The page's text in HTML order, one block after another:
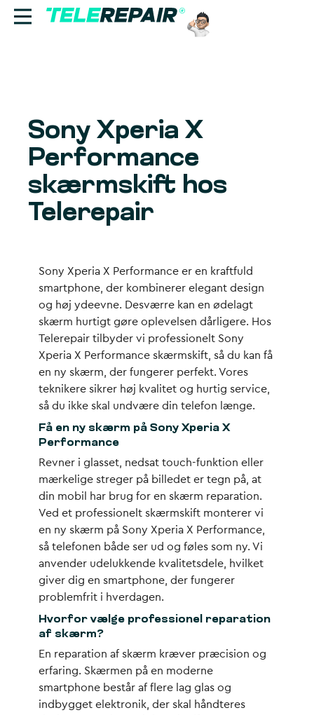
Find butik
Erhverv
Ring til os:
Sony Xperia X
Performance
skærmskift hos
Telerepair
Sony Xperia X Performance er en kraftfuld
smartphone, der kombinerer elegant design
og høj ydeevne. Desværre kan en ødelagt
skærm hurtigt gøre oplevelsen dårligere. Hos
Telerepair tilbyder vi professionelt Sony
Xperia X Performance skærmskift , så du kan få
en ny skærm, der fungerer perfekt. Vores
teknikere sikrer høj kvalitet og hurtig service,
så du ikke skal undvære din telefon længe.
Få en ny skærm på Sony Xperia X
Performance
Revner i glasset, nedsat touch-funktion eller
mærkelige streger på billedet er tegn på, at
din mobil har brug for en skærm reparation.
Ved et professionelt skærmskift monterer vi
en ny skærm på Sony Xperia X Performance
så telefonen både ser ud og føles som ny. Vi
anvender udelukkende kvalitetsdele, hvilket
giver dig en smartphone, der fungerer
problemfrit i hverdagen.
Hvorfor vælge professionel reparation
af skærm?
En reparation af skærm kræver præcision og
erfaring. Skærmen på en moderne
smartphone består af flere lag glas og
indbygget elektronik, der skal håndteres